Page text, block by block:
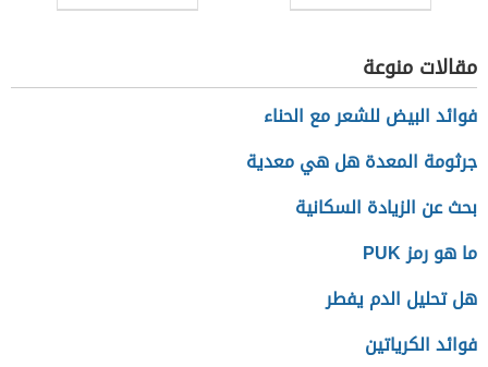
مقالات منوعة
فوائد البيض للشعر مع الحناء
جرثومة المعدة هل هي معدية
بحث عن الزيادة السكانية
ما هو رمز PUK
هل تحليل الدم يفطر
فوائد الكرياتين